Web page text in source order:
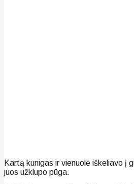
Kartą kunigas ir vienuolė iškeliavo į
juos užklupo pūga.